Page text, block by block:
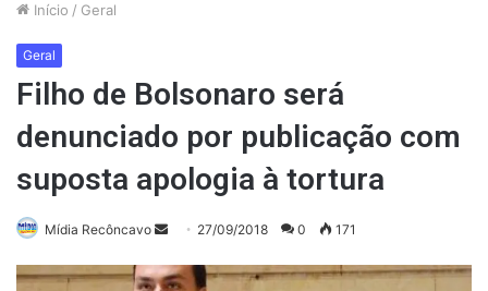
Início / Geral
Geral
Filho de Bolsonaro será
denunciado por publicação com
suposta apologia à tortura
Mídia Recôncavo
Mande
e-
27/09/2018 0 171